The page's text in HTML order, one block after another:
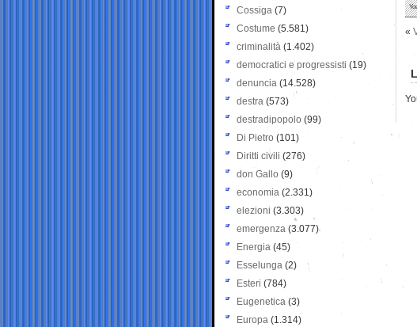
«
Cossiga (7)
Costume (5.581)
criminalità (1.402)
democratici e progressisti (19)
denuncia (14.528)
destra (573)
destradipopolo (99)
Di Pietro (101)
Diritti civili (276)
don Gallo (9)
economia (2.331)
elezioni (3.303)
emergenza (3.077)
Energia (45)
Esselunga (2)
Esteri (784)
Eugenetica (3)
Europa (1.314)